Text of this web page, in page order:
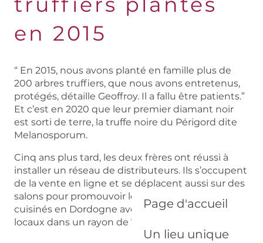
Page d'accueil
Un lieu unique
en 2015
“ En 2015, nous avons planté en famille plus de
200 arbres truffiers, que nous avons entretenus,
protégés, détaille Geoffroy. Il a fallu être patients.”
Et c’est en 2020 que leur premier diamant noir
est sorti de terre, la truffe noire du Périgord dite
Melanosporum.
Cinq ans plus tard, les deux frères ont réussi à
installer un réseau de distributeurs. Ils s’occupent
de la vente en ligne et se déplacent aussi sur des
salons pour promouvoir leurs produits tous
cuisinés en Dordogne avec deux partenaires
locaux dans un rayon de 70km.